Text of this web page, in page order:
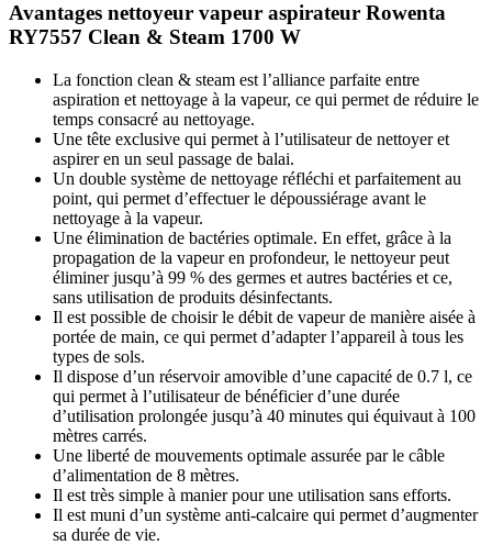
Avantages nettoyeur vapeur aspirateur Rowenta
RY7557 Clean & Steam 1700 W
La fonction clean & steam est l’alliance parfaite entre
aspiration et nettoyage à la vapeur, ce qui permet de réduire le
temps consacré au nettoyage.
Une tête exclusive qui permet à l’utilisateur de nettoyer et
aspirer en un seul passage de balai.
Un double système de nettoyage réfléchi et parfaitement au
point, qui permet d’effectuer le dépoussiérage avant le
nettoyage à la vapeur.
Une élimination de bactéries optimale. En effet, grâce à la
propagation de la vapeur en profondeur, le nettoyeur peut
éliminer jusqu’à 99 % des germes et autres bactéries et ce,
sans utilisation de produits désinfectants.
Il est possible de choisir le débit de vapeur de manière aisée à
portée de main, ce qui permet d’adapter l’appareil à tous les
types de sols.
Il dispose d’un réservoir amovible d’une capacité de 0.7 l, ce
qui permet à l’utilisateur de bénéficier d’une durée
d’utilisation prolongée jusqu’à 40 minutes qui équivaut à 100
mètres carrés.
Une liberté de mouvements optimale assurée par le câble
d’alimentation de 8 mètres.
Il est très simple à manier pour une utilisation sans efforts.
Il est muni d’un système anti-calcaire qui permet d’augmenter
sa durée de vie.